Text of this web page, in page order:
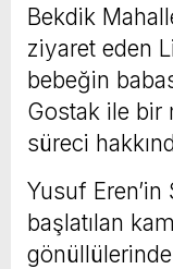
Bekdik
ziyaret eden
bebeğin
Gostak ile bir
süreci
Yusuf Eren’in
başlatılan